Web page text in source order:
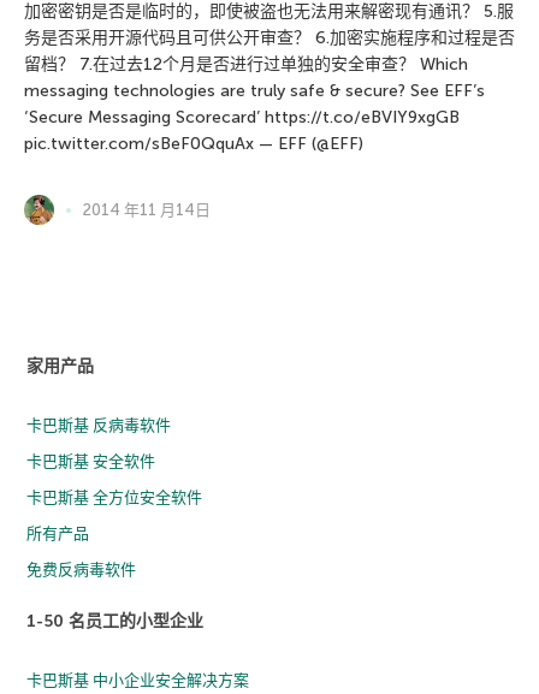
加密密钥是否是临时的，即使被盗也无法用来解密现有通讯？ 5.服
务是否采用开源代码且可供公开审查？ 6.加密实施程序和过程是否
留档？ 7.在过去12个月是否进行过单独的安全审查？ Which
messaging technologies are truly safe & secure? See EFF’s
‘Secure Messaging Scorecard’ https://t.co/eBVIY9xgGB
pic.twitter.com/sBeF0QquAx — EFF (@EFF)
2014 年11 月14日
家用产品
卡巴斯基 反病毒软件
卡巴斯基 安全软件
卡巴斯基 全方位安全软件
所有产品
免费反病毒软件
1-50 名员工的小型企业
卡巴斯基 中小企业安全解决方案